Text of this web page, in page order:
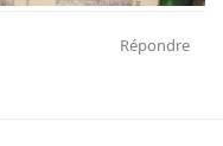
Répondre